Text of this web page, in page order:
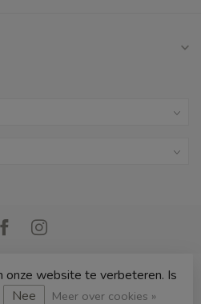
Cedille Speelgoed
onze website te verbeteren. Is
Nee Meer over cookies »